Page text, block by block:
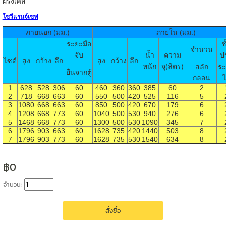
โซวีแรนจ์เซฟ
ภายนอก (มม.) ภายใน (มม.)
ไซด์ สูง กว้าง ลึก
ระยะมือ
จับ
สูง กว้าง ลึก
น้ำ
หนัก
ความ
จุ(ลิตร)
จำนวน
ป
ยื่นจากตู้
สลัก
กลอน
ร
1
628 528 306 60 460 360 360 385 60 2
2
718 668 663 60 550 500 420 525 116 5
3
1080 668 663 60 850 500 420 670 179 6
4
1208 668 773 60 1040 500 530 940 276 6
5
1468 668 773 60 1300 500 530 1090 345 7
6
1796 903 663 60 1628 735 420 1440 503 8
7
1796 903 773 60 1628 735 530 1540 634 8
฿0
จำนวน: